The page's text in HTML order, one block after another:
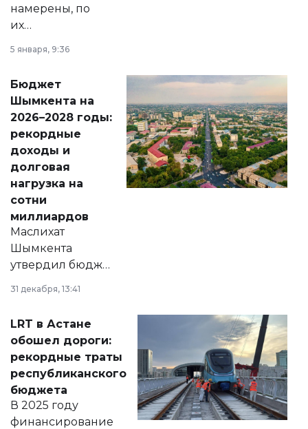
намерены, по
их
принести
народу
Венесуэлы.
5 января, 9:36
Бюджет
Шымкента на
2026–2028 годы:
рекордные
доходы и
долговая
нагрузка на
сотни
миллиардов
Маслихат
Шымкента
утвердил бюджет
города на 2026–
2028 годы.
документ
появился в базе
нормативных
правовых актов и
на сайте маслихат
города.
31 декабря, 13:41
LRT в Астане
обошел дороги:
рекордные траты
республиканского
бюджета
В 2025 году
финансирование